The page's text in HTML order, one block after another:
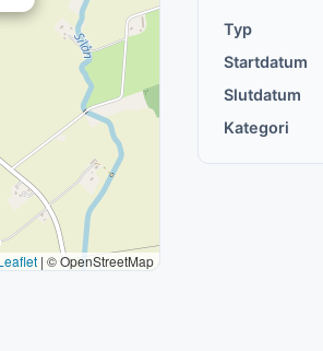
| © OpenStreetMap
Typ
Startdatum
Slutdatum
Kategori